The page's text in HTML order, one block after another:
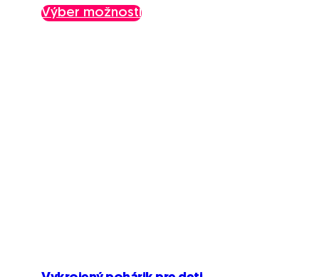
Výber možností
Tento